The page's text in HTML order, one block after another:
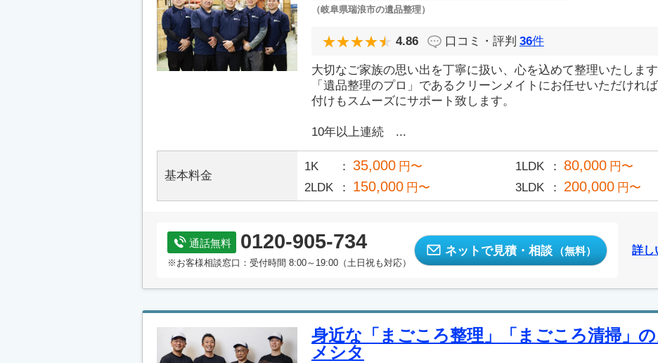
（岐阜県瑞浪市の遺品整理）
4.86 口コミ・評判 36件
大切なご家族の思い出を丁寧に扱い、心を込めて整理いたします
「遺品整理のプロ」であるクリーンメイトにお任せいただけれ
付けもスムーズにサポート致します。
10年以上連続 ...
基本料金
1K 35,000 円〜 1LDK 80,000 円〜
2LDK
150,000 円〜 3LDK 200,000 円〜
通話無料 0120-905-734
※お客様相談窓口：受付時間 8:00～19:00（土日祝も対応）
ネットで見積・相談 （無料） 詳し
身近な「まごころ整理」「まごころ清掃」の
メシタ